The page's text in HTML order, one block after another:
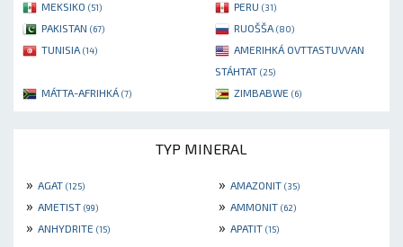
MEKSIKO (51) PERU (31)
PAKISTAN (67) RUOŠŠA (80)
TUNISIA (14)
AMERIHKÁ OVTTASTUVVAN
STÁHTAT (25)
MÁTTA-AFRIHKÁ (7) ZIMBABWE (6)
TYP MINERAL
» AGAT (125) » AMAZONIT (35)
» AMETIST (99) » AMMONIT (62)
» ANHYDRITE (15) » APATIT (15)